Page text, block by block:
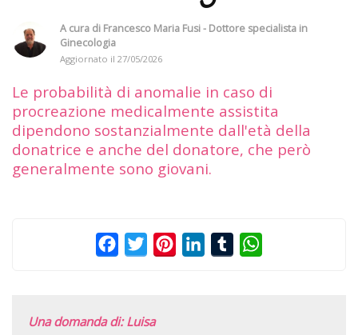
A cura di Francesco Maria Fusi - Dottore specialista in
Ginecologia
Aggiornato il 27/05/2026
Le probabilità di anomalie in caso di
procreazione medicalmente assistita
dipendono sostanzialmente dall'età della
donatrice e anche del donatore, che però
generalmente sono giovani.
FacebookTwitterPinterestLinkedInTumblr
Una domanda di: Luisa